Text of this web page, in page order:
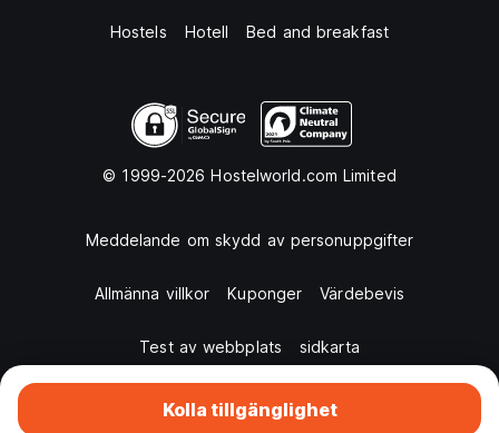
Kolla tillgänglighet
Hostels Hotell Bed and breakfast
© 1999-2026 Hostelworld.com Limited
Meddelande om skydd av personuppgifter
Allmänna villkor Kuponger Värdebevis
Test av webbplats sidkarta